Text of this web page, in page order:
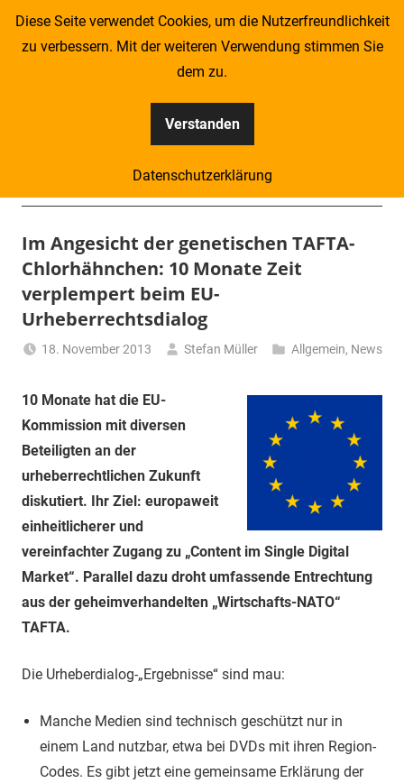
Zum
Kompass
–
Zeitung
für
Piraten
Im Angesicht der genetischen TAFTA-
Chlorhähnchen: 10 Monate Zeit
verplempert beim EU-
Urheberrechtsdialog
18. November 2013 Stefan Müller Allgemein, News
10 Monate hat die EU-
Kommission mit diversen
Beteiligten an der
urheberrechtlichen Zukunft
diskutiert. Ihr Ziel: europaweit
einheitlicherer und
vereinfachter Zugang zu „Content im Single Digital
Market“. Parallel dazu droht umfassende Entrechtung
aus der geheimverhandelten „Wirtschafts-NATO“
TAFTA.
Die Urheberdialog-„Ergebnisse“ sind mau:
Manche Medien sind technisch geschützt nur in
einem Land nutzbar, etwa bei DVDs mit ihren Region-
Codes. Es gibt jetzt eine gemeinsame Erklärung der
Diese Seite verwendet Cookies, um die Nutzerfreundlichkeit
zu verbessern. Mit der weiteren Verwendung stimmen Sie
dem zu.
Verstanden
Datenschutzerklärung